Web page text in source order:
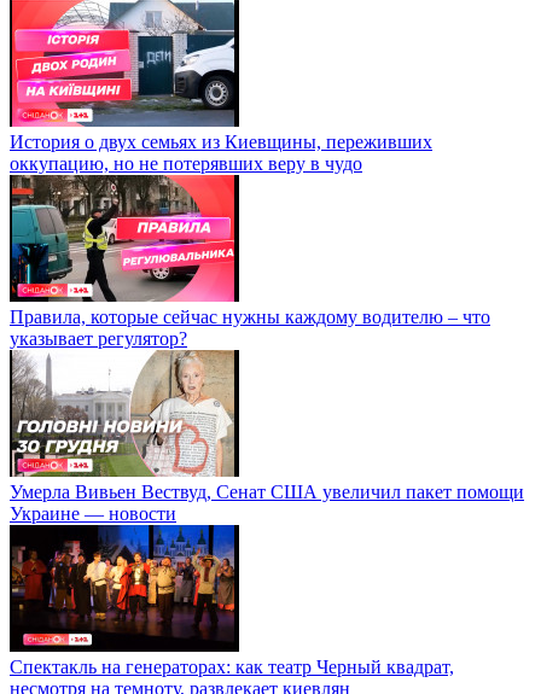
История о двух семьях из Киевщины, переживших
оккупацию, но не потерявших веру в чудо
Правила, которые сейчас нужны каждому водителю – что
указывает регулятор?
Умерла Вивьен Вествуд, Сенат США увеличил пакет помощи
Украине — новости
Спектакль на генераторах: как театр Черный квадрат,
несмотря на темноту, развлекает киевлян